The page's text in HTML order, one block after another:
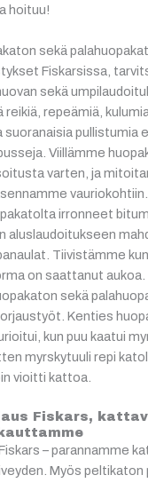
hoituu!
sekä
Fiskarsissa,
sekä
repeämiä,
suoranaisia pullistumia
Viillämme
varten, ja
irronneet
aluslaudoitukseen
Tiivistämme
on saattanut
sekä
Kenties
kun puu kaatui
myrskytuuli repi
vioitti kattoa.
Fiskars,
– parannamme
Myös peltikaton